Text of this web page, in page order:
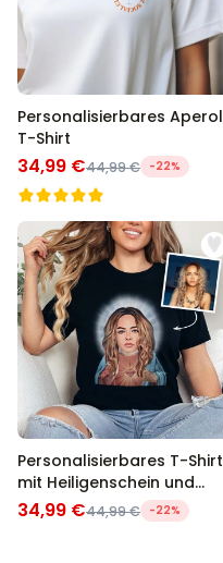
Personalisierbares Aperol
T-Shirt
34,99 €44,99 € -22%
Personalisierbares T-Shirt
mit Heiligenschein und
Gesicht
34,99 €44,99 € -22%